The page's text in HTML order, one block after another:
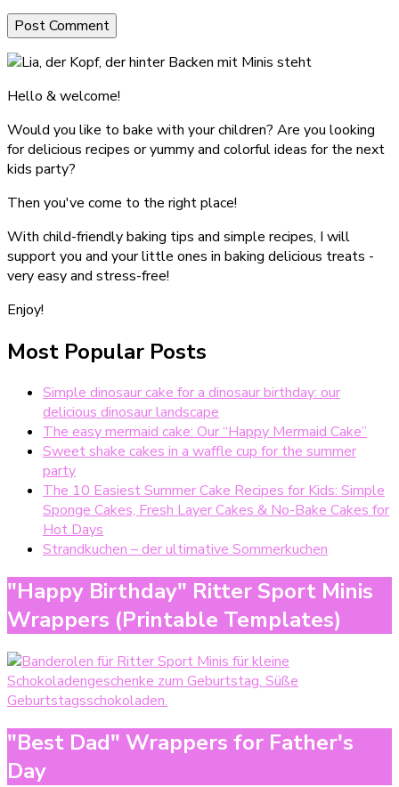
Hello & welcome!
Would you like to bake with your children? Are you looking
for delicious recipes or yummy and colorful ideas for the next
kids party?
Then you've come to the right place!
With child-friendly baking tips and simple recipes, I will
support you and your little ones in baking delicious treats -
very easy and stress-free!
Enjoy!
Most Popular Posts
Simple dinosaur cake for a dinosaur birthday: our
delicious dinosaur landscape
The easy mermaid cake: Our “Happy Mermaid Cake”
Sweet shake cakes in a waffle cup for the summer
party
The 10 Easiest Summer Cake Recipes for Kids: Simple
Sponge Cakes, Fresh Layer Cakes & No-Bake Cakes for
Hot Days
Strandkuchen – der ultimative Sommerkuchen
"Happy Birthday" Ritter Sport Minis
Wrappers (Printable Templates)
"Best Dad" Wrappers for Father's
Day